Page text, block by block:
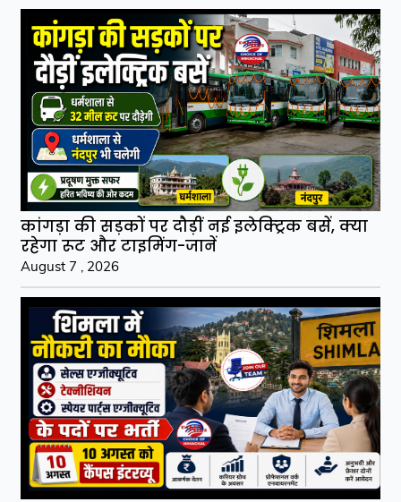
कांगड़ा की सड़कों पर दौड़ीं नई इलेक्ट्रिक बसें, क्या
रहेगा रूट और टाइमिंग-जानें
August 7 , 2026